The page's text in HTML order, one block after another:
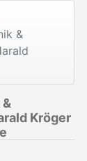
&
Kröger